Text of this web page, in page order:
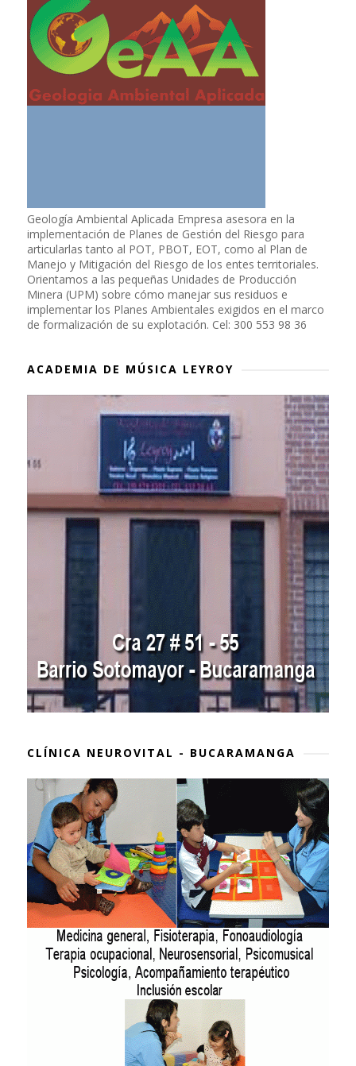
Geología Ambiental Aplicada Empresa asesora en la
implementación de Planes de Gestión del Riesgo para
articularlas tanto al POT, PBOT, EOT, como al Plan de
Manejo y Mitigación del Riesgo de los entes territoriales.
Orientamos a las pequeñas Unidades de Producción
Minera (UPM) sobre cómo manejar sus residuos e
implementar los Planes Ambientales exigidos en el marco
de formalización de su explotación. Cel: 300 553 98 36
ACADEMIA DE MÚSICA LEYROY
CLÍNICA NEUROVITAL - BUCARAMANGA